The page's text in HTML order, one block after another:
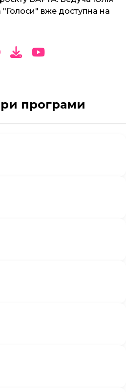
вже доступна на
програми